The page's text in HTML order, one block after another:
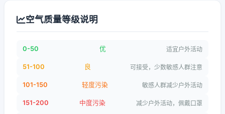
空气质量等级说明
0-50 优 适宜户外活动
51-100 良 可接受，少数敏感人群注意
101-150 轻度污染 敏感人群减少户外活动
151-200 中度污染 减少户外活动，佩戴口罩